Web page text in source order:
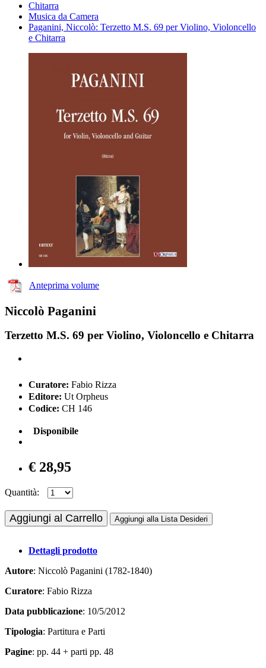
Chitarra
Musica da Camera
Paganini, Niccolò: Terzetto M.S. 69 per Violino, Violoncello
e Chitarra
Anteprima volume
Niccolò Paganini
Terzetto M.S. 69 per Violino, Violoncello e Chitarra
Curatore: Fabio Rizza
Editore: Ut Orpheus
Codice: CH 146
Disponibile
€ 28,95
Quantità:
Aggiungi al Carrello Aggiungi alla Lista Desideri
Dettagli prodotto
Autore: Niccolò Paganini (1782-1840)
Curatore: Fabio Rizza
Data pubblicazione: 10/5/2012
Tipologia: Partitura e Parti
Pagine: pp. 44 + parti pp. 48